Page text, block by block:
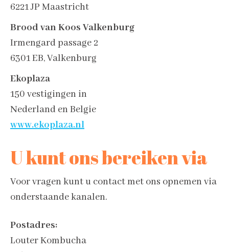
6221 JP Maastricht
Brood van Koos Valkenburg
Irmengard passage 2
6301 EB, Valkenburg
Ekoplaza
150 vestigingen in
Nederland en Belgie
www.ekoplaza.nl
U kunt ons bereiken via
Voor vragen kunt u contact met ons opnemen via
onderstaande kanalen.
Postadres:
Louter Kombucha